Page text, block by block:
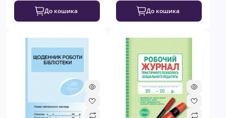
До кошика До кошика